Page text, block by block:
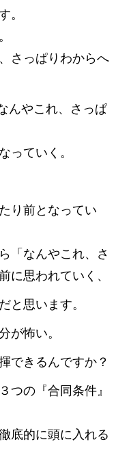
。
さっぱりわからへ
んやこれ、さっぱ
っていく。
り前となってい
「なんやこれ、さ
に思われていく、
と思います。
が怖い。
できるんですか？
つの『合同条件』
底的に頭に入れる